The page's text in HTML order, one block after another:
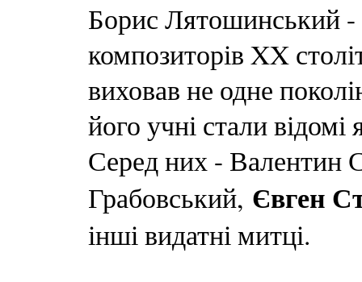
Борис Лятошинський -
композиторів XX
виховав не одне
його учні стали
Серед них - Валентин
Грабовський, Євген
інші видатні митці.